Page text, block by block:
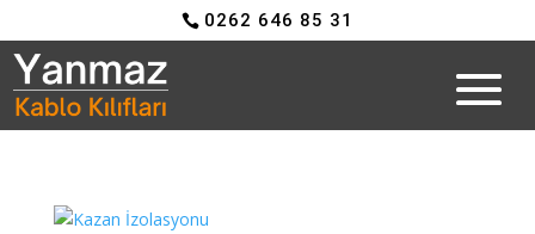
0262 646 85 31